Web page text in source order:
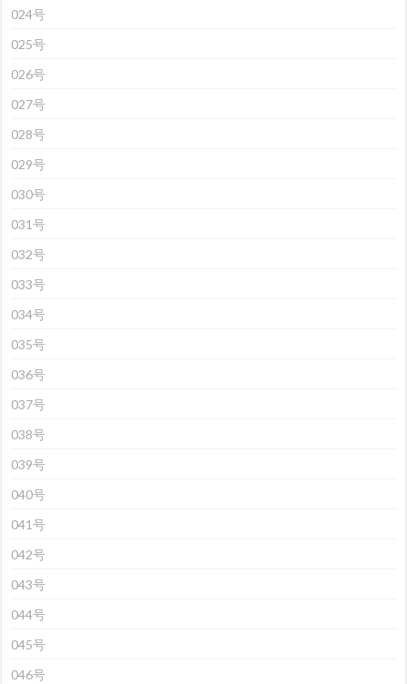
024号
025号
026号
027号
028号
029号
030号
031号
032号
033号
034号
035号
036号
037号
038号
039号
040号
041号
042号
043号
044号
045号
046号